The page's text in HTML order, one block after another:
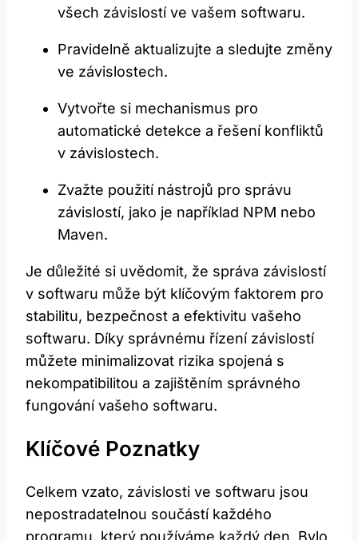
všech závislostí ve vašem softwaru.
Pravidelně aktualizujte a sledujte změny
ve závislostech.
Vytvořte si mechanismus pro
automatické detekce a řešení konfliktů
v závislostech.
Zvažte použití nástrojů pro správu
závislostí, jako je například NPM nebo
Maven.
Je důležité si uvědomit, že správa závislostí
v softwaru může být klíčovým faktorem pro
stabilitu, bezpečnost a efektivitu vašeho
softwaru. Díky správnému řízení závislostí
můžete minimalizovat rizika spojená s
nekompatibilitou a zajištěním správného
fungování vašeho softwaru.
Klíčové Poznatky
Celkem vzato, závislosti ve softwaru jsou
nepostradatelnou součástí každého
programu, který používáme každý den. Bylo